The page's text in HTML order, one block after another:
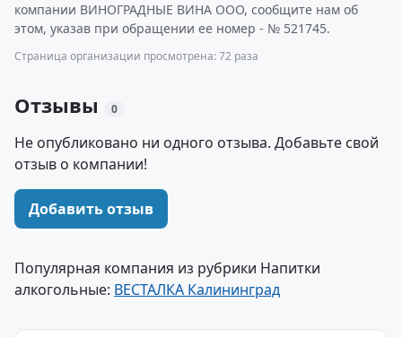
компании ВИНОГРАДНЫЕ ВИНА ООО, сообщите нам об
этом, указав при обращении ее номер - № 521745.
Страница организации просмотрена: 72 раза
Отзывы 0
Не опубликовано ни одного отзыва. Добавьте свой
отзыв о компании!
Добавить отзыв
Популярная компания из рубрики Напитки
алкогольные: ВЕСТАЛКА Калининград